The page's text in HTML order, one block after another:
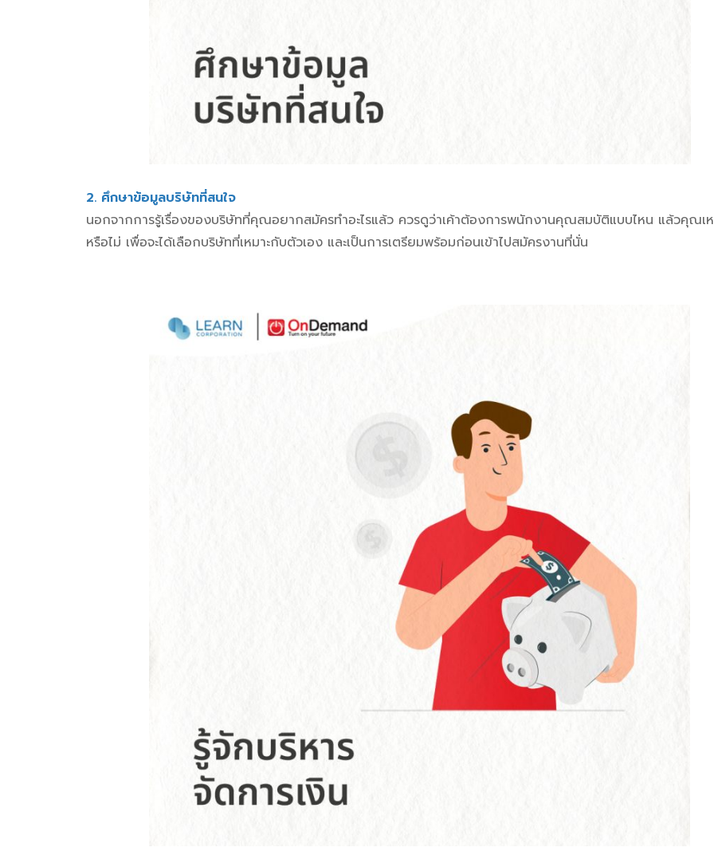
2. ศึกษาข้อมูลบริษัทที่สนใจ
นอกจากการรู้เรื่องของบริษัทที่คุณอยากสมัครทำอะไรแล้ว ควรดูว่าเค้าต้องการพนักงานคุณสมบัติแบบไหน แล้วคุณเห
หรือไม่ เพื่อจะได้เลือกบริษัทที่เหมาะกับตัวเอง และเป็นการเตรียมพร้อมก่อนเข้าไปสมัครงานที่นั่น